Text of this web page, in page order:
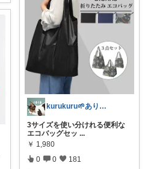
kurukuru🌱ありがとうございます
3サイズを使い分けれる便利な
エコバッグセッ ...
￥ 1,980
0 0 181